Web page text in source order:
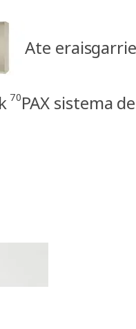
Ate
70PAX sistema